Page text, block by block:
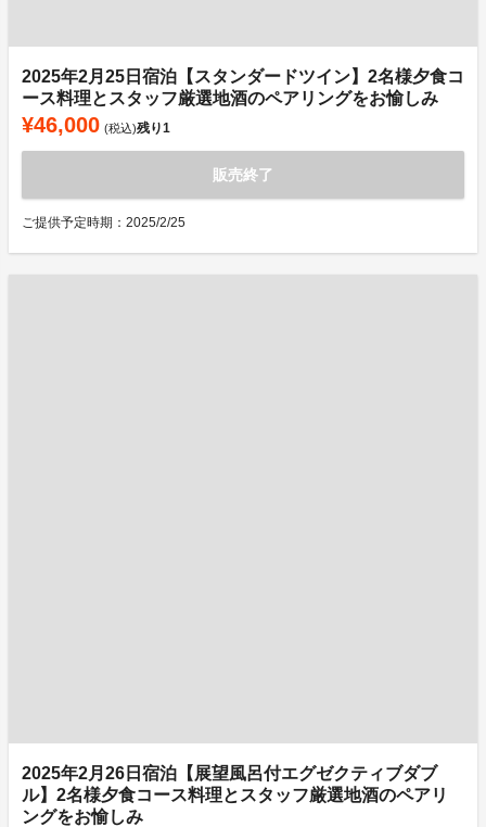
2025年2月25日宿泊【スタンダードツイン】2名様夕食コ
ース料理とスタッフ厳選地酒のペアリングをお愉しみ
¥46,000 (税込)残り1
販売終了
ご提供予定時期：2025/2/25
2025年2月26日宿泊【展望風呂付エグゼクティブダブ
ル】2名様夕食コース料理とスタッフ厳選地酒のペアリ
ングをお愉しみ